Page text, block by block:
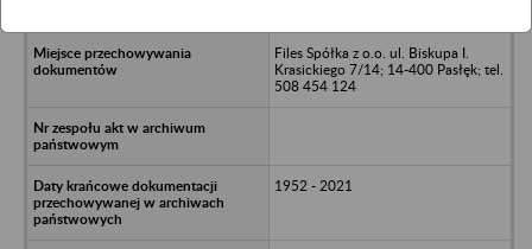
Files Spółka z o.o. ul. Biskupa I.
Krasickiego 7/14; 14-400 Pasłęk; tel.
508 454 124
1952 - 2021